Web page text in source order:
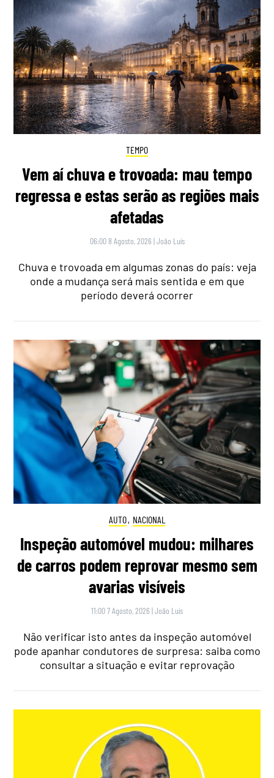
TEMPO
Vem aí chuva e trovoada: mau tempo
regressa e estas serão as regiões mais
afetadas
06:00 8 Agosto, 2026 |João Luís
Chuva e trovoada em algumas zonas do país: veja
onde a mudança será mais sentida e em que
período deverá ocorrer
AUTO, NACIONAL
Inspeção automóvel mudou: milhares
de carros podem reprovar mesmo sem
avarias visíveis
11:00 7 Agosto, 2026 |João Luís
Não verificar isto antes da inspeção automóvel
pode apanhar condutores de surpresa: saiba como
consultar a situação e evitar reprovação